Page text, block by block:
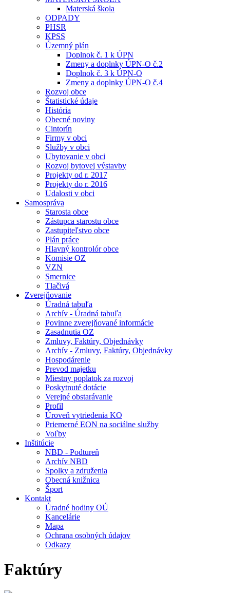
Materská škola
ODPADY
PHSR
KPSS
Územný plán
Doplnok č. 1 k ÚPN
Zmeny a doplnky ÚPN-O č.2
Doplnok č. 3 k ÚPN-O
Zmeny a doplnky ÚPN-O č.4
Rozvoj obce
Štatistické údaje
História
Obecné noviny
Cintorín
Firmy v obci
Služby v obci
Ubytovanie v obci
Rozvoj bytovej výstavby
Projekty od r. 2017
Projekty do r. 2016
Udalosti v obci
Samospráva
Starosta obce
Zástupca starostu obce
Zastupiteľstvo obce
Plán práce
Hlavný kontrolór obce
Komisie OZ
VZN
Smernice
Tlačivá
Zverejňovanie
Úradná tabuľa
Archív - Úradná tabuľa
Povinne zverejňované informácie
Zasadnutia OZ
Zmluvy, Faktúry, Objednávky
Archív - Zmluvy, Faktúry, Objednávky
Hospodárenie
Prevod majetku
Miestny poplatok za rozvoj
Poskytnuté dotácie
Verejné obstarávanie
Profil
Úroveň vytriedenia KO
Priemerné EON na sociálne služby
Voľby
Inštitúcie
NBD - Podtureň
Archív NBD
Spolky a združenia
Obecná knižnica
Šport
Kontakt
Úradné hodiny OÚ
Kancelárie
Mapa
Ochrana osobných údajov
Odkazy
Faktúry